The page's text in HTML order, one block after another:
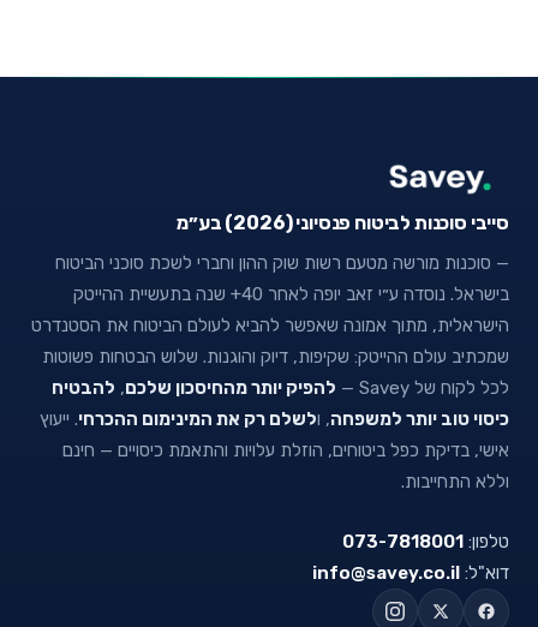
סייבי סוכנות לביטוח פנסיוני (2026) בע״מ
— סוכנות מורשה מטעם רשות שוק ההון וחברי לשכת סוכני הביטוח
בישראל. נוסדה ע״י זאב יופה לאחר 40+ שנה בתעשיית ההייטק
הישראלית, מתוך אמונה שאפשר להביא לעולם הביטוח את הסטנדרט
שמכתיב עולם ההייטק: שקיפות, דיוק והוגנות. שלוש הבטחות פשוטות
לכל לקוח של Savey —
להפיק יותר מהחיסכון שלכם, להבטיח
כיסוי טוב יותר למשפחה, ולשלם רק את המינימום ההכרחי. ייעוץ
אישי, בדיקת כפל ביטוחים, הוזלת עלויות והתאמת כיסויים — חינם
וללא התחייבות.
טלפון: 073-7818001
דוא"ל: info@savey.co.il